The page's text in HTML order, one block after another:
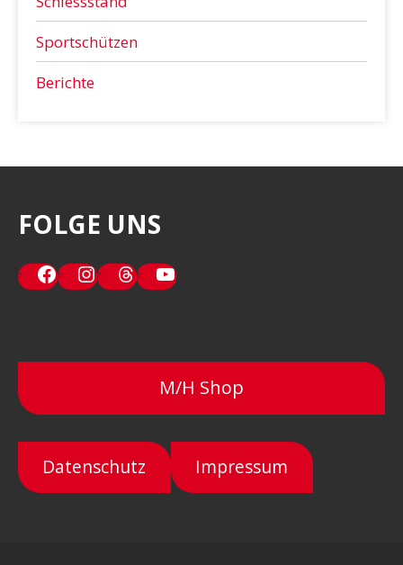
Sportschützen
Berichte
FOLGE UNS
Facebook
Instagram
Threads
M/H Shop
Datenschutz Impressum